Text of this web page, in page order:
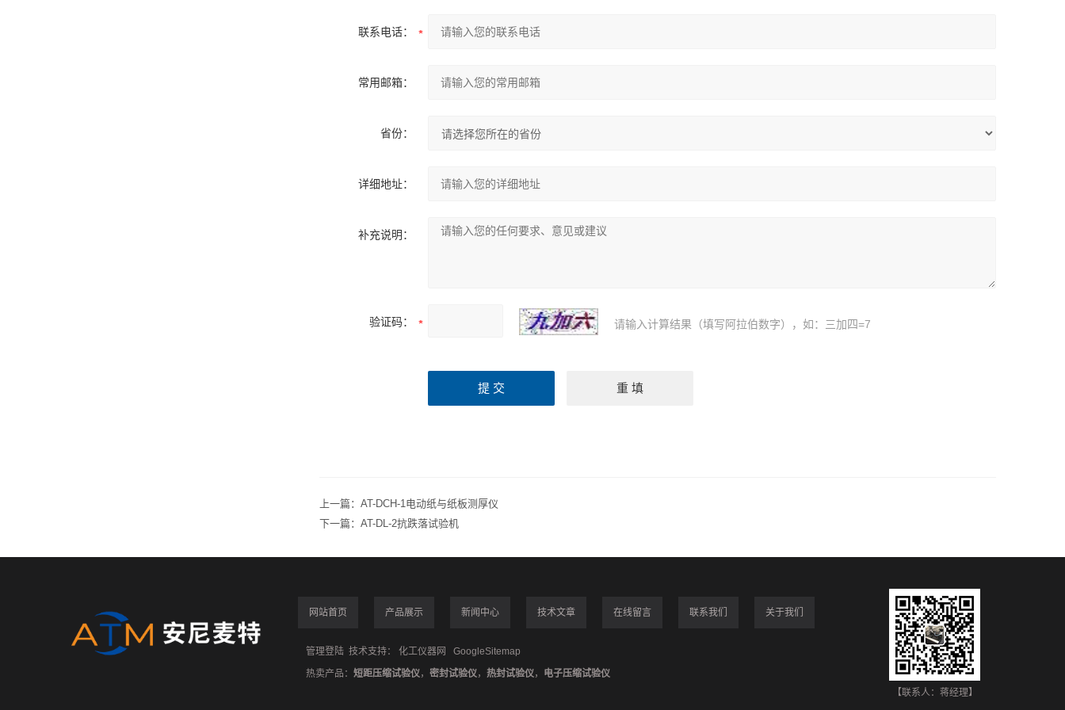
联系电话：
常用邮箱：
省份：
详细地址：
补充说明：
验证码： 请输入计算结果（填写阿拉伯数字），如：三加四=7
上一篇： AT-DCH-1电动纸与纸板测厚仪
下一篇： AT-DL-2抗跌落试验机
网站首页 产品展示 新闻中心 技术文章 在线留言 联系我们 关于我们
管理登陆 技术支持： 化工仪器网
GoogleSitemap
热卖产品： 短距压缩试验仪， 密封试验仪， 热封试验仪， 电子压缩试验仪
【联系人：蒋经理】